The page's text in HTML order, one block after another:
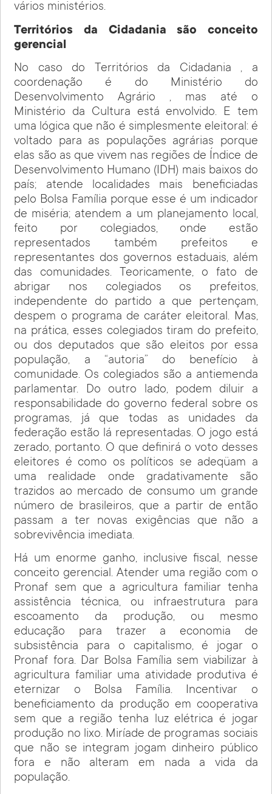
vários ministérios.
Territórios da Cidadania são conceito
gerencial
No caso do Territórios da Cidadania , a
coordenação é do Ministério do
Desenvolvimento Agrário , mas até o
Ministério da Cultura está envolvido. E tem
uma lógica que não é simplesmente eleitoral: é
voltado para as populações agrárias porque
elas são as que vivem nas regiões de Índice de
Desenvolvimento Humano (IDH) mais baixos do
país; atende localidades mais beneficiadas
pelo Bolsa Família porque esse é um indicador
de miséria; atendem a um planejamento local,
feito por colegiados, onde estão
representados também prefeitos e
representantes dos governos estaduais, além
das comunidades. Teoricamente, o fato de
abrigar nos colegiados os prefeitos,
independente do partido a que pertençam,
despem o programa de caráter eleitoral. Mas,
na prática, esses colegiados tiram do prefeito,
ou dos deputados que são eleitos por essa
população, a “autoria” do benefício à
comunidade. Os colegiados são a antiemenda
parlamentar. Do outro lado, podem diluir a
responsabilidade do governo federal sobre os
programas, já que todas as unidades da
federação estão lá representadas. O jogo está
zerado, portanto. O que definirá o voto desses
eleitores é como os políticos se adeqüam a
uma realidade onde gradativamente são
trazidos ao mercado de consumo um grande
número de brasileiros, que a partir de então
passam a ter novas exigências que não a
sobrevivência imediata.
Há um enorme ganho, inclusive fiscal, nesse
conceito gerencial. Atender uma região com o
Pronaf sem que a agricultura familiar tenha
assistência técnica, ou infraestrutura para
escoamento da produção, ou mesmo
educação para trazer a economia de
subsistência para o capitalismo, é jogar o
Pronaf fora. Dar Bolsa Família sem viabilizar à
agricultura familiar uma atividade produtiva é
eternizar o Bolsa Família. Incentivar o
beneficiamento da produção em cooperativa
sem que a região tenha luz elétrica é jogar
produção no lixo. Miríade de programas sociais
que não se integram jogam dinheiro público
fora e não alteram em nada a vida da
população.